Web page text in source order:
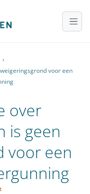
›
voor een
over
is geen
voor een